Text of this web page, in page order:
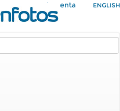
Mi Cuenta ENGLISH